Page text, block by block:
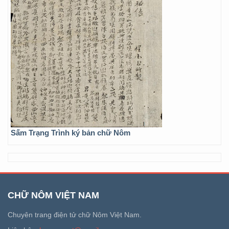
Sấm Trạng Trình ký bản chữ Nôm
CHỮ NÔM VIỆT NAM
Chuyên trang điện tử chữ Nôm Việt Nam.